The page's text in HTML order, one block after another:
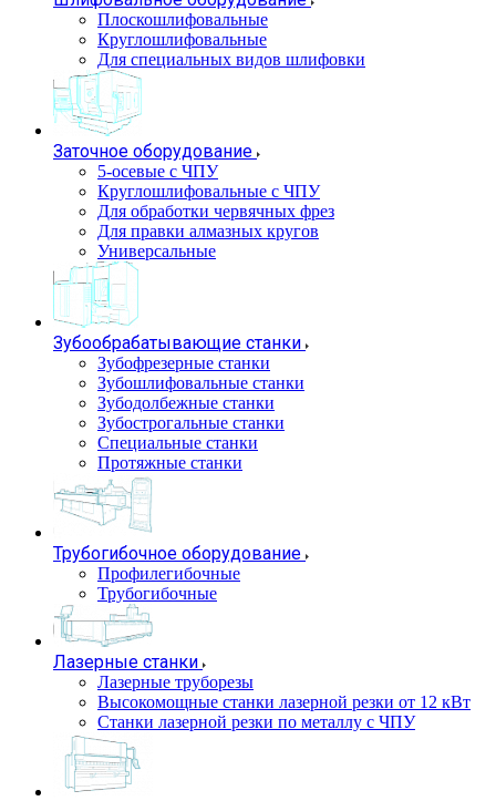
Плоскошлифовальные
Круглошлифовальные
Для специальных видов шлифовки
Заточное оборудование
5-осевые с ЧПУ
Круглошлифовальные с ЧПУ
Для обработки червячных фрез
Для правки алмазных кругов
Универсальные
Зубообрабатывающие станки
Зубофрезерные станки
Зубошлифовальные станки
Зубодолбежные станки
Зубострогальные станки
Специальные станки
Протяжные станки
Трубогибочное оборудование
Профилегибочные
Трубогибочные
Лазерные станки
Лазерные труборезы
Высокомощные станки лазерной резки от 12 кВт
Станки лазерной резки по металлу с ЧПУ